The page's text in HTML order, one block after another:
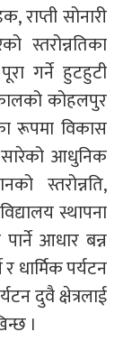
सोनारी
स्तरोन्नतिका
गर्ने हुटहुटी
कोहलपुर
रूपमा विकास
आधुनिक
स्तरोन्नति,
स्थापना
आधार बन्न
धार्मिक पर्यटन
दुवै क्षेत्रलाई
।